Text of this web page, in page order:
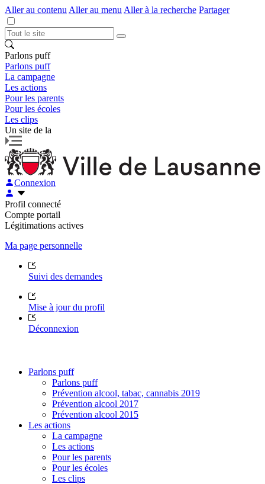
Aller au contenu Aller au menu Aller à la recherche Partager
Parlons puff
Parlons puff
La campagne
Les actions
Pour les parents
Pour les écoles
Les clips
Un site de la
Connexion
Profil connecté
Compte portail
Légitimations actives
Ma page personnelle
Suivi des demandes
Mise à jour du profil
Déconnexion
Parlons puff
Parlons puff
Prévention alcool, tabac, cannabis 2019
Prévention alcool 2017
Prévention alcool 2015
Les actions
La campagne
Les actions
Pour les parents
Pour les écoles
Les clips